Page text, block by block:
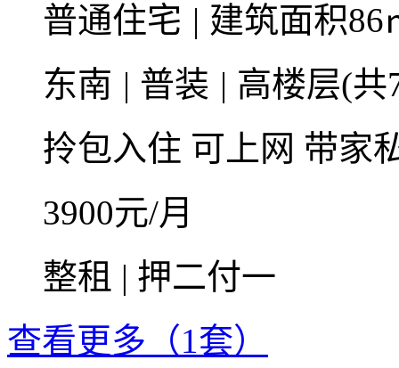
普通住宅 | 建筑面积
东南 | 普装 | 高楼层(
拎包入住 可上网 带家
3900元/月
整租 | 押二付一
查看更多（1套）